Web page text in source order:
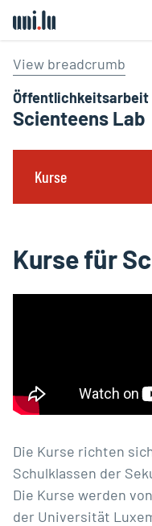
View breadcrumb
Öffentlichkeitsarbeit
Scienteens Lab
Kurse
Kurse für
Die Kurse richten
Schulklassen der
Die Kurse werden
der Universität